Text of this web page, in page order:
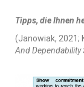
Tipps, die Ihnen
(Janowiak, 2021;
And Dependability